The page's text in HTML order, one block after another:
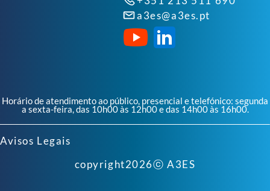
a3es@a3es.pt
Horário de atendimento ao público, presencial e telefónico: segunda
a sexta-feira, das 10h00 às 12h00 e das 14h00 às 16h00.
Avisos Legais
copyright2026ⓒ A3ES